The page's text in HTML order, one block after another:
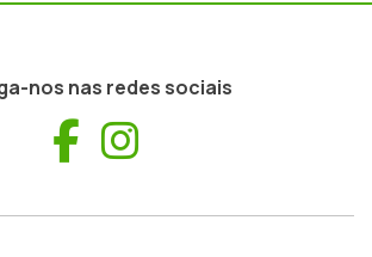
nos nas redes sociais
Facebook